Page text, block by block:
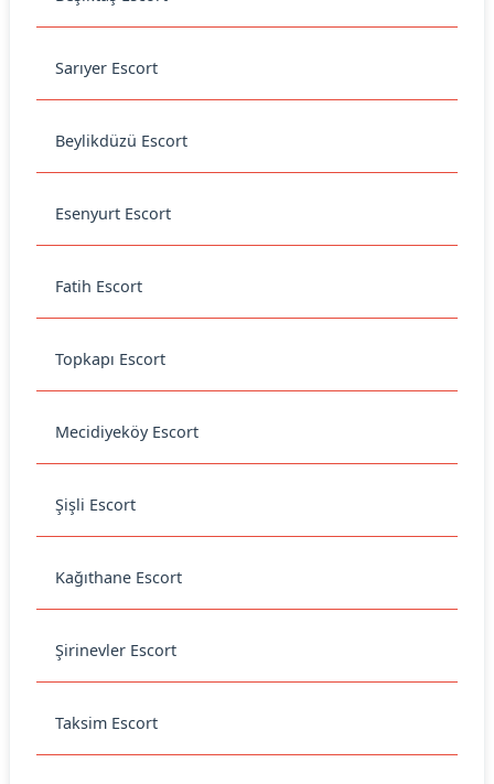
Sarıyer Escort
Beylikdüzü Escort
Esenyurt Escort
Fatih Escort
Topkapı Escort
Mecidiyeköy Escort
Şişli Escort
Kağıthane Escort
Şirinevler Escort
Taksim Escort